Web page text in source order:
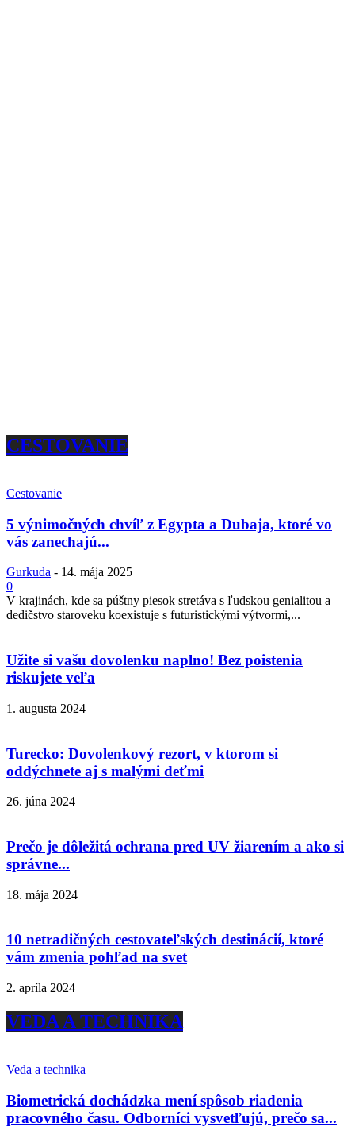
CESTOVANIE
Cestovanie
5 výnimočných chvíľ z Egypta a Dubaja, ktoré vo
vás zanechajú...
Gurkuda - 14. mája 2025
0
V krajinách, kde sa púštny piesok stretáva s ľudskou genialitou a
dedičstvo staroveku koexistuje s futuristickými výtvormi,...
Užite si vašu dovolenku naplno! Bez poistenia
riskujete veľa
1. augusta 2024
Turecko: Dovolenkový rezort, v ktorom si
oddýchnete aj s malými deťmi
26. júna 2024
Prečo je dôležitá ochrana pred UV žiarením a ako si
správne...
18. mája 2024
10 netradičných cestovateľských destinácií, ktoré
vám zmenia pohľad na svet
2. apríla 2024
VEDA A TECHNIKA
Veda a technika
Biometrická dochádzka mení spôsob riadenia
pracovného času. Odborníci vysvetľujú, prečo sa...